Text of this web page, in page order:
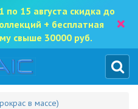
по 15 августа скидка до
+ бесплатная
свыше 30000 руб.
×
в массе)